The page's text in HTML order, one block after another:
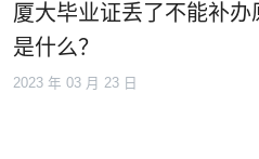
厦大毕业证丢了不能补
是什么？
2023 年 03 月 23 日